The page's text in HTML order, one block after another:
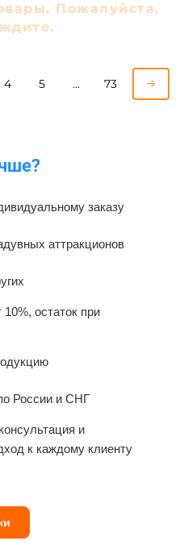
Пожалуйста,
4 5 … 73
заказу
аттракционов
остаток при
России и СНГ
и
к каждому клиенту